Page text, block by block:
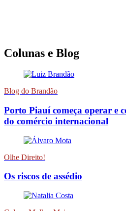
Colunas e Blog
Blog do Brandão
Porto Piauí começa operar e
do comércio internacional
Olhe Direito!
Os riscos de assédio